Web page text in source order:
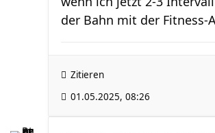
der Bahn mit der Fitness-
Zitieren
01.05.2025, 08:26